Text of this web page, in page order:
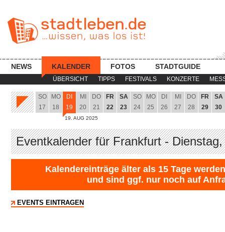
ÜBERSICHT TIPPS FESTIVALS KONZERTE
NEWS KALENDER FOTOS STADTGUIDE
SO
17
MO
18
DI
19
19. AUG 2025
MI
20
DO
21
FR
22
SA
23
SO
24
MO
25
DI
26
MI
27
DO
28
FR
29
SA
30
Eventkalender für Frankfurt -
Kalendereinträge älter als 15 Tage
und sind ggf. nur noch auf
EVENTS EINTRAGEN